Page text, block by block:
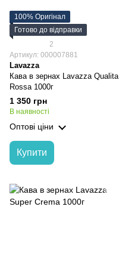
100% Оригінал
Готово до відправки
2
Артикул: 000007881
Lavazza
Кава в зернах Lavazza Qualita
Rossa 1000г
1 350 грн
В наявності
Оптові ціни
Купити